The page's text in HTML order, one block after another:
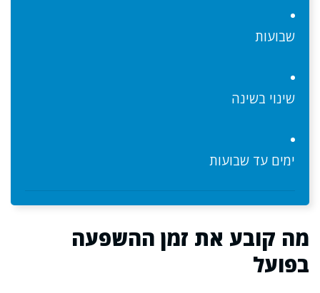
שבועות
שינוי בשינה
ימים עד שבועות
מה קובע את זמן ההשפעה
בפועל